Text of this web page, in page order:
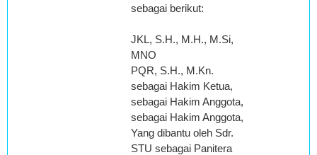
sebagai berikut:
JKL, S.H., M.H., M.Si,
MNO
PQR, S.H., M.Kn.
sebagai Hakim Ketua,
sebagai Hakim Anggota,
sebagai Hakim Anggota,
Yang dibantu oleh Sdr.
STU sebagai Panitera